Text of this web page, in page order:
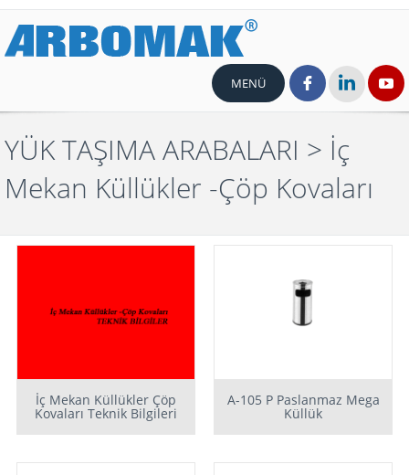
MENÜ
YÜK TAŞIMA ARABALARI > İç
Mekan Küllükler -Çöp Kovaları
İç Mekan Küllükler Çöp
Kovaları Teknik Bilgileri
A-105 P Paslanmaz Mega
Küllük